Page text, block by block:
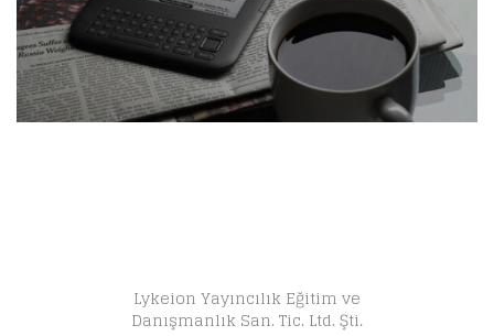
Lykeion Yayıncılık Eğitim ve
Danışmanlık San. Tic. Ltd. Şti.